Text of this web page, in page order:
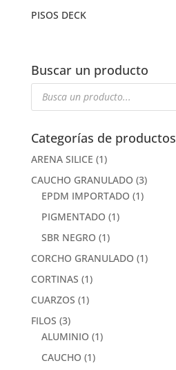
PISOS DECK
Buscar un producto
Búsqueda
Categorías de productos
ARENA SILICE (1)
CAUCHO GRANULADO (3)
EPDM IMPORTADO (1)
PIGMENTADO (1)
SBR NEGRO (1)
CORCHO GRANULADO (1)
CORTINAS (1)
CUARZOS (1)
FILOS (3)
ALUMINIO (1)
CAUCHO (1)